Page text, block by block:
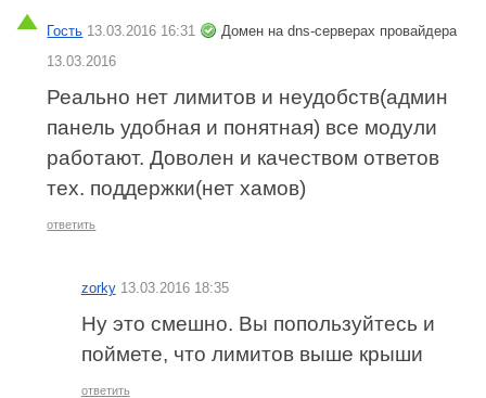
Гость 13.03.2016 16:31
Домен на dns-серверах провайдера
13.03.2016
Реально нет лимитов и неудобств(админ
панель удобная и понятная) все модули
работают. Доволен и качеством ответов
тех. поддержки(нет хамов)
ответить
zorky 13.03.2016 18:35
Ну это смешно. Вы попользуйтесь и
поймете, что лимитов выше крыши
ответить